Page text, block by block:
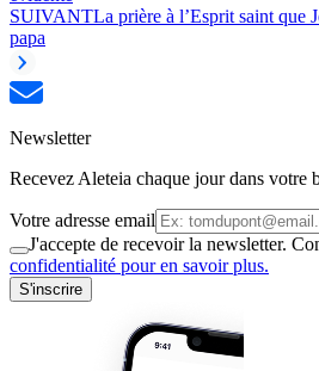
SUIVANTLa prière à l’Esprit saint que
papa
Newsletter
Recevez Aleteia chaque jour dans votre
Votre adresse email
J'accepte de recevoir la newsletter.
confidentialité pour en savoir plus.
S'inscrire